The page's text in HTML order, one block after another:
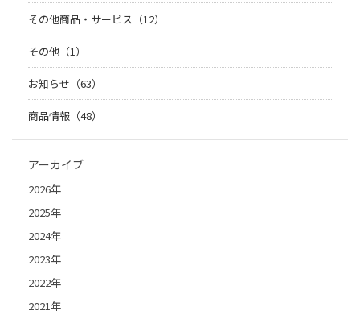
その他商品・サービス（12）
その他（1）
お知らせ（63）
商品情報（48）
アーカイブ
2026年
2025年
2024年
2023年
2022年
2021年